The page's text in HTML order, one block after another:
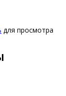
для просмотра